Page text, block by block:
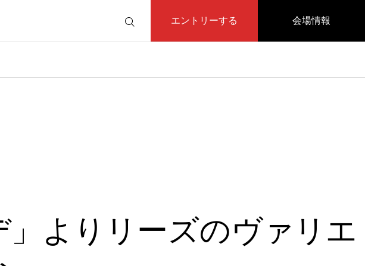
エントリーする 会場情報
」よりリーズのヴァリエ